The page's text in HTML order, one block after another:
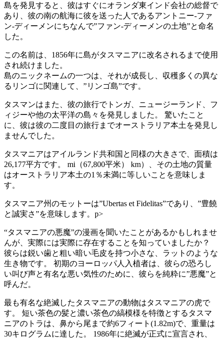
島を発見すると、彼はすぐにオランダ東インド会社の総督で
あり、彼の南の航海に彼を送った人であるアントニー-ファ
ン-ディーメンにちなんで”ファン-ディーメンの土地”と命名
した。
この名前は、1856年に島がタスマニアに改名されるまで使用
され続けました。
島のニックネームの一つは、それが成長し、収穫多くの異な
るリンゴに関連して、”リンゴ島”です。
タスマンはまた、彼の旅行でトンガ、ニュージーランド、フ
ィジーや他の太平洋の島々を発見しました。 驚いたこと
に、彼は彼の二度目の旅行までオーストラリア本土を発見し
ませんでした。
タスマニアはアイルランド共和国と同様の大きさで、面積は
26,177平方です。 mi（67,800平米） km）、その土地の質量
はオーストラリア本土の1％未満に等しいことを意味しま
す。
タスマニア州のモットーは”Ubertas et Fidelitas”であり、”豊饒
と誠実さ”を意味します。p>
“タスマニアの悪魔”の漫画を聞いたことがあるかもしれませ
んが、実際には実際に存在することを知っていましたか？
彼らは鋭い歯と粗い暗い毛皮を持つ小さな、ラットのような
生き物です。 初期のヨーロッパ人入植者は、彼らの恐ろし
い叫び声と有名な悪い気性のために、彼らを純粋に”悪魔”と
呼んだ。
最も有名な絶滅したタスマニアの動物はタスマニアの虎で
す。 短い茶色の髪と濃い茶色の縞模様を特徴とするタスマ
ニアのトラは、鼻から尾まで約6フィート(1.82m)で、重量は
30キログラムに達した。 1986年に絶滅が正式に宣言され、